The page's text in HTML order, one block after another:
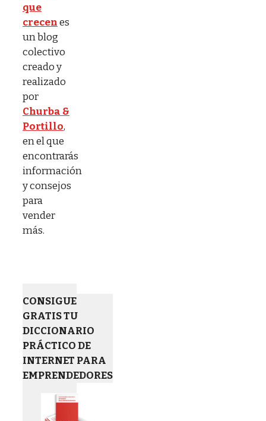
que
crecenes
un blog
colectivo
creado y
realizado
por
Churba &
Portillo,
en el que
encontrarás
información
y consejos
para
vender
más.
CONSIGUE
GRATIS TU
DICCIONARIO
PRÁCTICO DE
INTERNET PARA
EMPRENDEDORES